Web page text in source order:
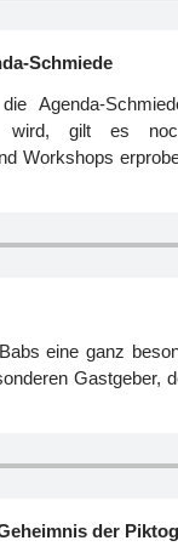
Schmiede
Agenda-
wird, gilt es
Workshops
eine ganz
Gastgeber,
der